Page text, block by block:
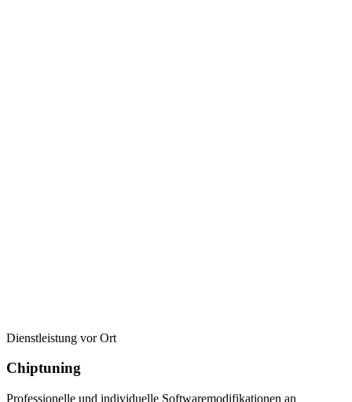
Dienstleistung vor Ort
Chiptuning
Professionelle und individuelle Softwaremodifikationen an